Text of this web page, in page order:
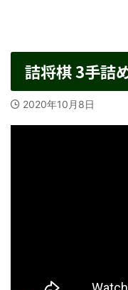
詰将棋 3手詰
2020年10月8日